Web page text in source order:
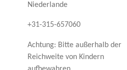
Niederlande
+31-315-657060
Achtung: Bitte außerhalb der
Reichweite von Kindern